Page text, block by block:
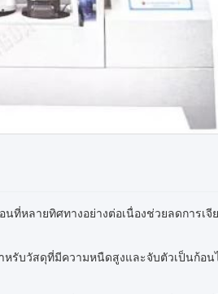
นที่หลายทิศทางอย่างต่อเนื่องช่วยลดการเ
หรับวัสดุที่มีความหนืดสูงและจับตัวเป็นก้อ